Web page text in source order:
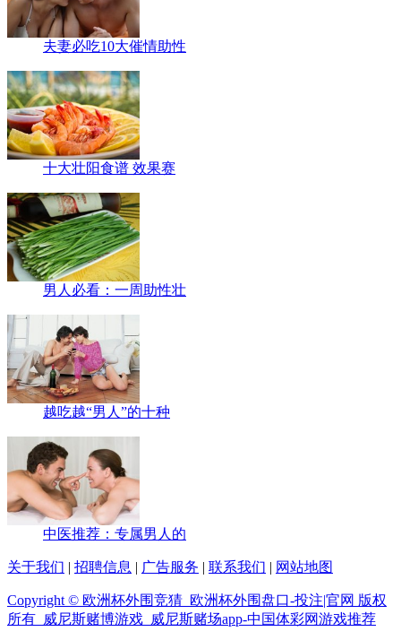
夫妻必吃10大催情助性
十大壮阳食谱 效果赛
男人必看：一周助性壮
越吃越“男人”的十种
中医推荐：专属男人的
关于我们 | 招聘信息 | 广告服务 | 联系我们 | 网站地图
Copyright © 欧洲杯外围竞猜_欧洲杯外围盘口-投注|官网 版权
所有 威尼斯赌博游戏_威尼斯赌场app-中国体彩网游戏推荐